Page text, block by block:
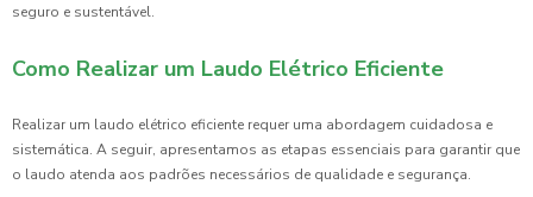
seguro e sustentável.
Como Realizar um Laudo Elétrico Eficiente
Realizar um laudo elétrico eficiente requer uma abordagem cuidadosa e
sistemática. A seguir, apresentamos as etapas essenciais para garantir que
o laudo atenda aos padrões necessários de qualidade e segurança.